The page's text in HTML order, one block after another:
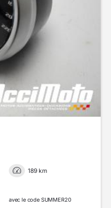
189 km
avec le code SUMMER20